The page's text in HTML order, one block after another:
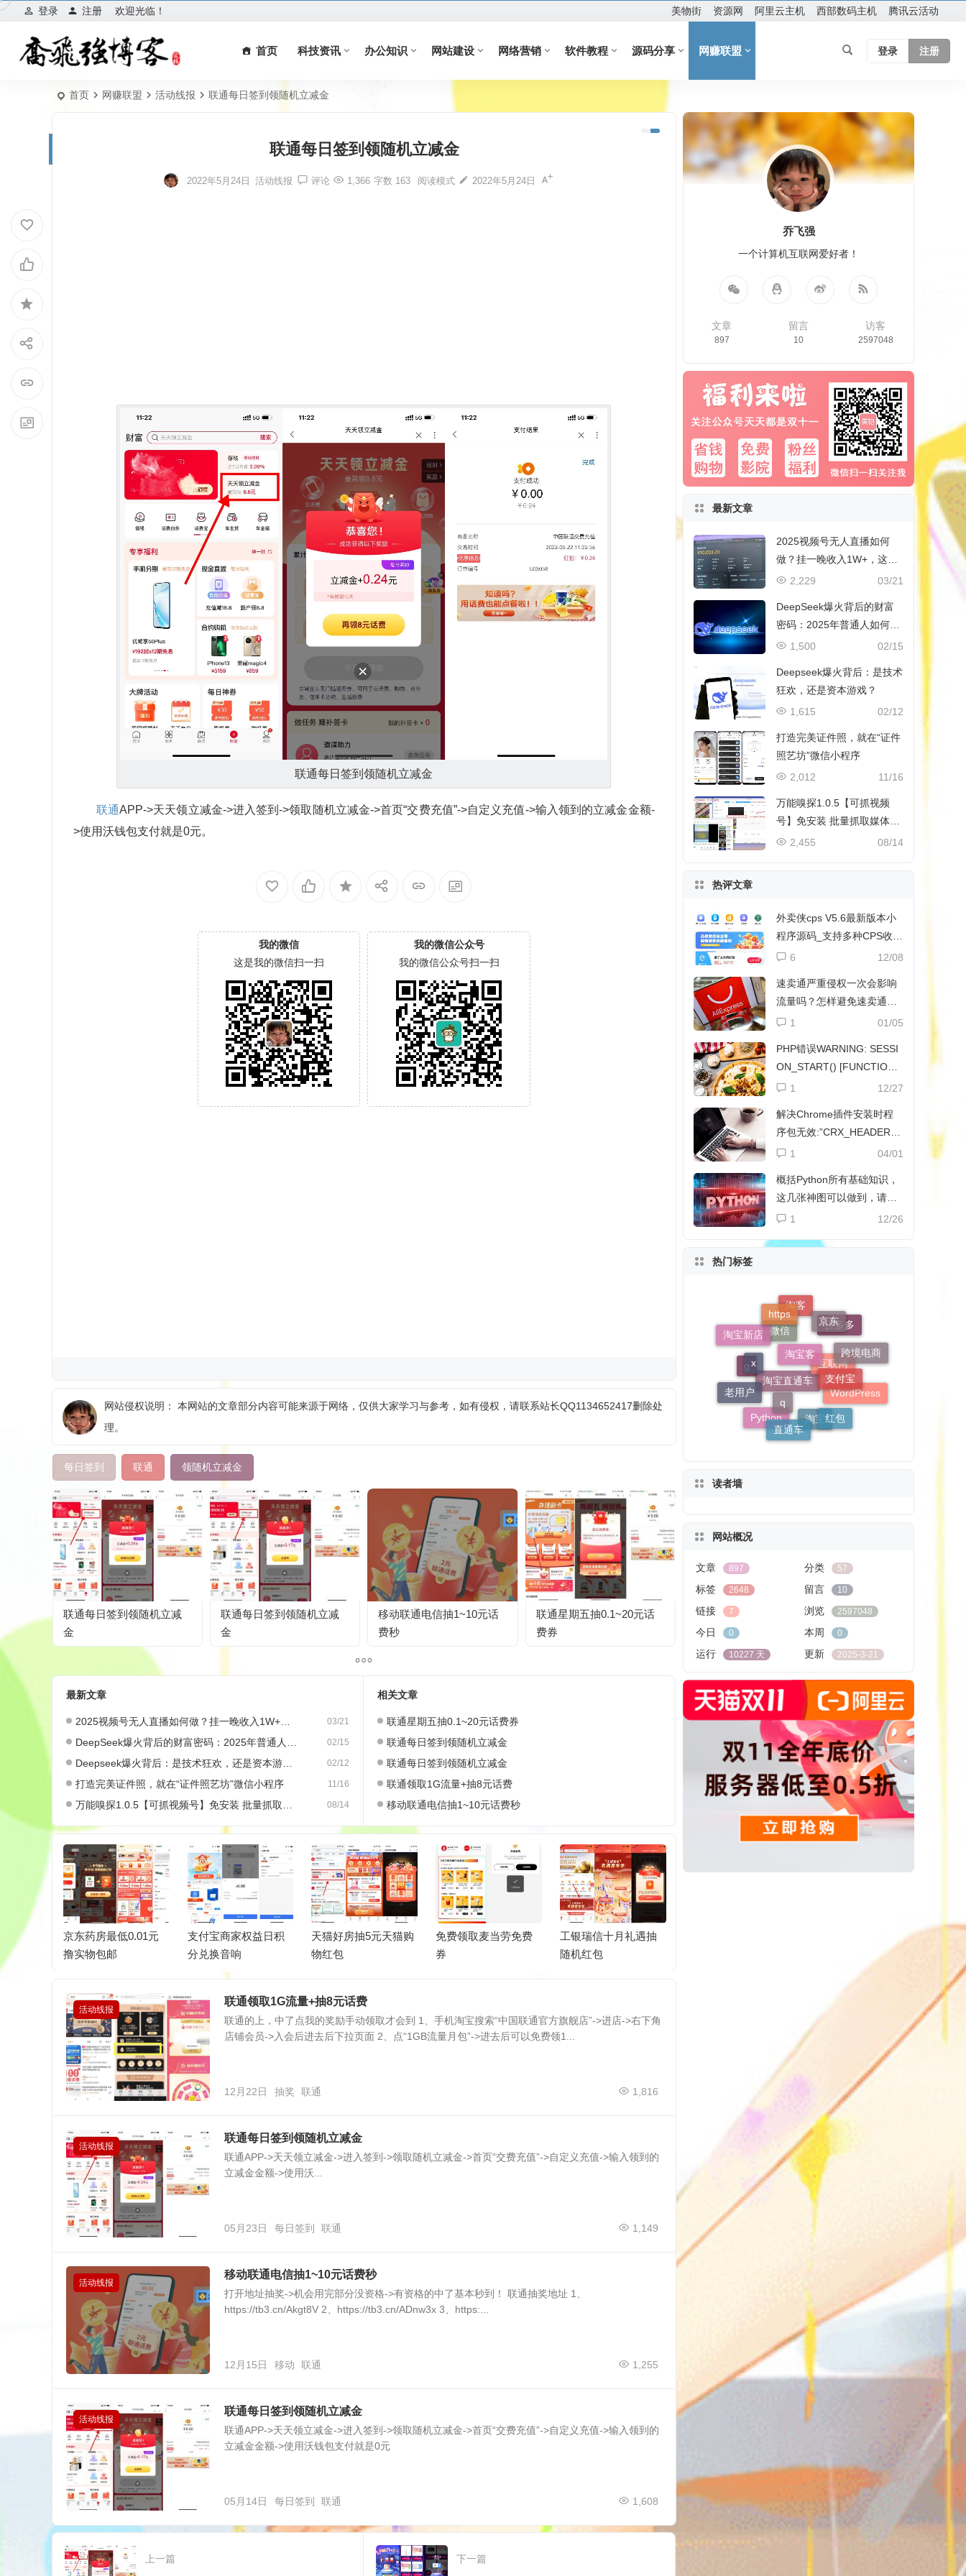
欢迎光临！
登录 注册 美物街 资源网 阿里云主机 西部数码主机 腾讯云活动
首页 科技资讯 办公知识 网站建设 网络营销 软件教程 源码分享 网赚联盟 登录 注册
首页 网赚联盟 活动线报 联‪通每日签‪到领随机立‪减‪金
联‪通每日签‪到领随机立‪减‪金
2022年5月24日 活动线报 评论 1,366 字数 163 阅读模式 2022年5月24日
联‪通每日签‪到领随机立‪减‪金
联通AP‪P->天天领立‪‪减金->进入签‪到->领取随机立‪减金->首页“交‪‪费‪充‪值”->自定义充‪‪值->输入领‪到的立‪‪减‪金金‪‪额-
>使用沃‪钱‪‪包支‪‪付就是0元。
我的微信
这是我的微信扫一扫
我的微信公众号
我的微信公众号扫一扫
网站侵权说明： 本网站的文章部分内容可能来源于网络，仅供大家学习与参考，如有侵权，请联系站长QQ1134652417删除处
理。
每日签到 联通 领随机立减金
联‪通每日签‪到领随机立‪减‪
金
联通每日签到领随机立减
金
移动联通电信抽1~10元话
费秒
联通星期五抽0.1~20元话
费券
最新文章
03/21
2025视频号无人直播如何做？挂一晚收入1W+，这份教程，小白可做~
02/15
DeepSeek爆火背后的财富密码：2025年普通人如何抓住AI创业风口？
02/12
Deepseek爆火背后：是技术狂欢，还是资本游戏？
11/16
打造完美证件照，就在“证件照艺坊”微信小程序
08/14
万能嗅探1.0.5【可抓视频号】免安装 批量抓取媒体文件
相关文章
联通星期五抽0.1~20元话费券
联‪通每日签‪到领随机立‪减‪金
联通每日签到领随机立减金
联通领取1G流量+抽8元话费
移动联通电信抽1~10元话费秒
永
京东药房最低0.01元
撸实物包邮
支付宝商家权益日积
分兑换音响
天猫好房抽5元天猫购
物红包
免费领取麦当劳免费
券
工银瑞信十月礼遇抽
随机红包
腾讯王卡六周年开宝
活动线报
联通领取1G流量+抽8元话费
联通的上，中了点我的奖励手动领取才会到 1、手机淘宝搜索“中国联通官方旗舰店”->进店->右下角
店铺会员->入会后进去后下拉页面 2、点“1GB流量月包”->进去后可以免费领1...
12月22日 1,816
抽奖 联通
活动线报
联‪通每日签‪到领随机立‪减‪金
联通AP‪P->天天领立‪‪减金->进入签‪到->领取随机立‪减金->首页“交‪‪费‪充‪值”->自定义充‪‪值->输入领‪到的
立‪‪减‪金金‪‪额->使用沃...
05月23日 1,149
每日签到 联通
活动线报
移动联通电信抽1~10元话费秒
打开地址抽奖->机会用完部分没资格->有资格的中了基本秒到！ 联通抽奖地址 1、
https://tb3.cn/Akgt8V 2、https://tb3.cn/ADnw3x 3、https:...
12月15日 1,255
移动 联通
活动线报
联通每日签到领随机立减金
联通APP->天天领立减金->进入签到->领取随机立减金->首页“交费充值”->自定义充值->输入领到的
立减金金额->使用沃钱包支付就是0元
05月14日 1,608
每日签到 联通
上一篇 下一篇
乔飞强
一个计算机互联网爱好者！
文章
897
留言
10
访客
2597048
最新文章
2025视频号无人直播如何
做？挂一晚收入1W+，这份
教程，小白可做~
03/21
2,229
DeepSeek爆火背后的财富
密码：2025年普通人如何抓
住AI创业风口？
02/15
1,500
Deepseek爆火背后：是技术
狂欢，还是资本游戏？
02/12
1,615
打造完美证件照，就在“证件
照艺坊”微信小程序
11/16
2,012
万能嗅探1.0.5【可抓视频
号】免安装 批量抓取媒体文
件
08/14
2,455
热评文章
外卖侠cps V5.6最新版本小
程序源码_支持多种CPS收益
和流量主收益
12/08
6
速卖通严重侵权一次会影响
流量吗？怎样避免速卖通侵
权？
01/05
1
PHP错误WARNING: SESSI
ON_START() [FUNCTION.
SESSION-START]解决方法
12/27
1
解决Chrome插件安装时程
序包无效:”CRX_HEADER_I
NVALID”
04/01
1
概括Python所有基础知识，
这几张神图可以做到，请收
下
12/26
1
热门标签
微信
淘客
拼多多
互联网
淘宝直通车
g
淘宝新店
https 京东
跨境电商
WordPress
淘宝
Python
老用户
x
淘宝客
支付宝
红包
直通车
读者墙
网站概况
文章 897 分类 57
标签 2648 留言 10
链接 7 浏览 2597048
今日 0 本周 0
运行 10227 天 更新 2025-3-21